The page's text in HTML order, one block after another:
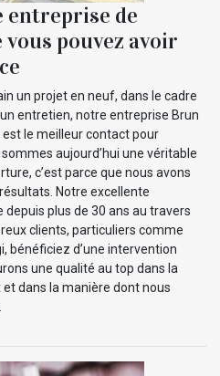
entreprise de
pouvez avoir
un projet en neuf, dans le cadre
entretien, notre entreprise Brun
est le meilleur contact pour
aujourd’hui une véritable
c’est parce que nous avons
Notre excellente
plus de 30 ans au travers
clients, particuliers comme
bénéficiez d’une intervention
une qualité au top dans la
dans la manière dont nous